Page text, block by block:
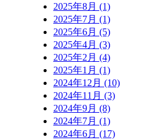
2025年8月 (1)
2025年7月 (1)
2025年6月 (5)
2025年4月 (3)
2025年2月 (4)
2025年1月 (1)
2024年12月 (10)
2024年11月 (3)
2024年9月 (8)
2024年7月 (1)
2024年6月 (17)